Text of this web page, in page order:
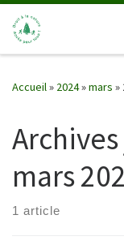
Passer au contenu
Accueil» 2024»mars »
mars
1 article